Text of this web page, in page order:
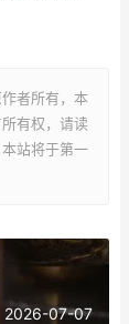
者所有，本
有权，请读
站将于第一
2026-07-07